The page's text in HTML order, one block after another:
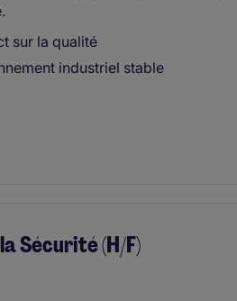
sur la qualité
industriel stable
Sécurité (H/F)